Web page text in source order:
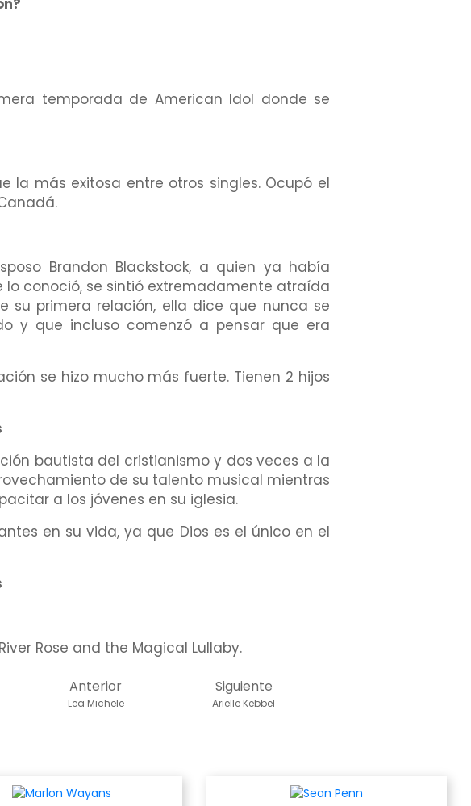
temporada de American Idol donde se
la más exitosa entre otros singles. Ocupó el
Brandon Blackstock, a quien ya había
lo conoció, se sintió extremadamente atraída
su primera relación, ella dice que nunca se
y que incluso comenzó a pensar que era
se hizo mucho más fuerte. Tienen 2 hijos
bautista del cristianismo y dos veces a la
de su talento musical mientras
a los jóvenes en su iglesia.
en su vida, ya que Dios es el único en el
Rose and the Magical Lullaby.
Siguiente
Arielle Kebbel
Anterior
Lea Michele